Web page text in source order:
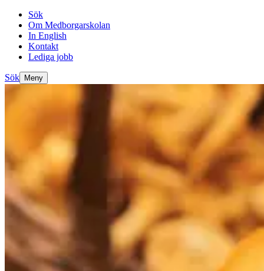
Sök
Om Medborgarskolan
In English
Kontakt
Lediga jobb
Sök Meny